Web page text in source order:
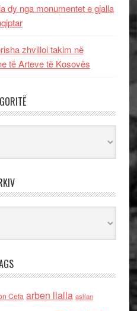
dy nga monumentet e gjalla
zhvilloi takim në
të Arteve të Kosovës
Cefa arben llalla asllan